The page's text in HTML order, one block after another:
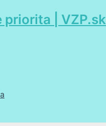
priorita | VZP.sk